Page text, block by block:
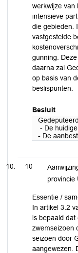
werkwijze van
intensieve
die gebieden.
vastgestelde
gunning.
daarna zal
op basis van
beslispunten.
Besluit
- De
- De
10
provincie
Essentie /
In artikel 3.2
is bepaald
zwemseizoen
seizoen door
aangewezen.